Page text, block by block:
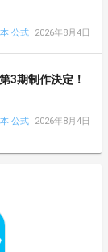
公式
2026年8月4日
3期制作決定！
公式
2026年8月4日